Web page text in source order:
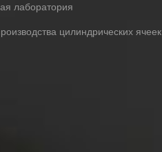
лаборатория
цилиндрических ячеек